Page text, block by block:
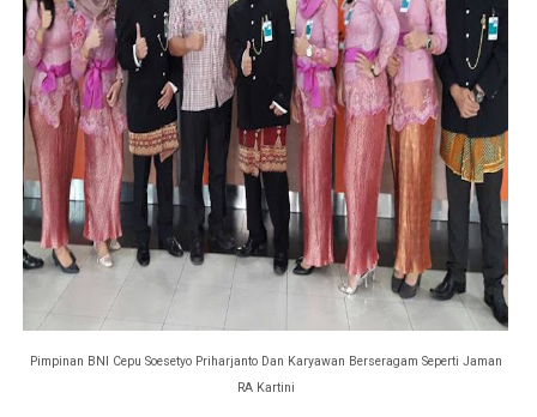
Pimpinan BNI Cepu Soesetyo Priharjanto Dan Karyawan Berseragam Seperti Jaman
RA Kartini